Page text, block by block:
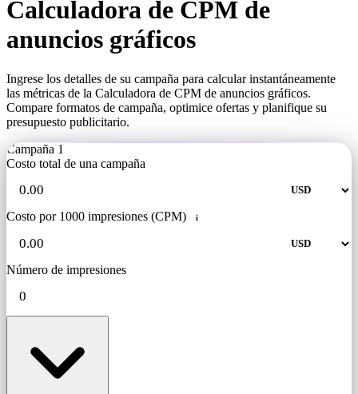
Calculadora de CPM de
anuncios gráficos
Ingrese los detalles de su campaña para calcular instantáneamente
las métricas de la Calculadora de CPM de anuncios gráficos.
Compare formatos de campaña, optimice ofertas y planifique su
presupuesto publicitario.
Campaña 1
Costo total de una campaña
Costo por 1000 impresiones (CPM) i
Número de impresiones